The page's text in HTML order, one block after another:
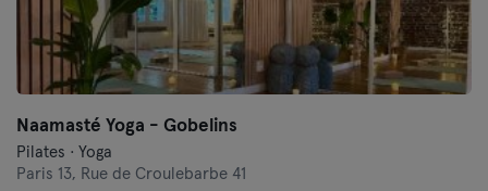
Naamasté Yoga - Gobelins
Pilates · Yoga
Paris 13, Rue de Croulebarbe 41